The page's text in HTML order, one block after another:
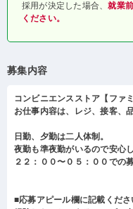
採用が決定した場合、就業
ください。
募集内容
コンビニエンスストア【ファ
お仕事内容は、レジ、接客、
日勤、夕勤は二人体制。
夜勤も準夜勤がいるので安心
２２：００〜０５：００での
■応募アピール欄に記載くださ